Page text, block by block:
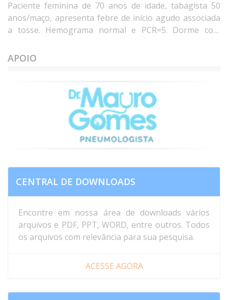
Paciente feminina de 70 anos de idade, tabagista 50
anos/maço, apresenta febre de início agudo associada
a tosse. Hemograma normal e PCR=5. Dorme com
casa com umidade e mofo nos últimos 8 anos. Qual o
diagnóstico? Deixe seus comentários abaixo. * Female
patient, 70 years old, 50 years/pack, with acute onset of
fever associated with cough. Normal blood count and
CRP=5. She has slept on a goose feather pillow for 20
years and has lived in a house with mold for the ...
APOIO
CENTRAL DE DOWNLOADS
Encontre em nossa área de downloads vários
arquivos e PDF, PPT, WORD, entre outros. Todos
os arquivos com relevância para sua pesquisa.
ACESSE AGORA